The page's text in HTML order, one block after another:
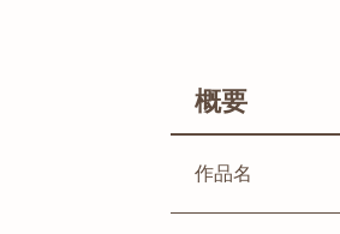
概要
作品名